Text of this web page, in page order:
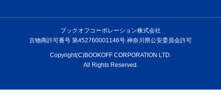
ブックオフコーポレーション株式会社
古物商許可番号 第452760001146号 神奈川県公安委員会許可
Copyright(C)BOOKOFF CORPORATION LTD.
All Rights Reserved.